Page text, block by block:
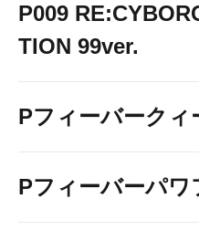
P009
TION 99ver.
Pフィーバークィ
Pフィーバーパワ